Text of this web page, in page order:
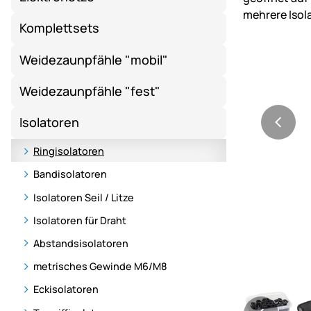
Komplettsets
Weidezaunpfähle "mobil"
Weidezaunpfähle "fest"
Isolatoren
Ringisolatoren
Bandisolatoren
Isolatoren Seil / Litze
Isolatoren für Draht
Abstandsisolatoren
metrisches Gewinde M6/M8
Eckisolatoren